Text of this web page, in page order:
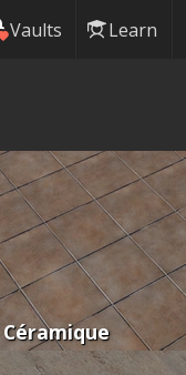
Vaults Learn
Céramique